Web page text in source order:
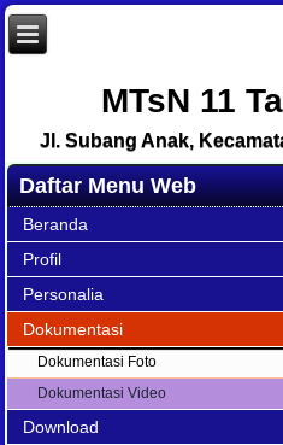
MTsN 11
Jl. Subang Anak,
Daftar Menu Web
Beranda
Profil
Personalia
Dokumentasi
Dokumentasi Foto
Dokumentasi Video
Download